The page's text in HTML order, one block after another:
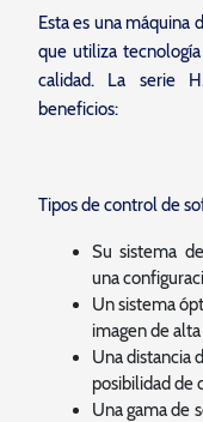
Esta es una
que utiliza
calidad. La serie
beneficios:
Tipos de control de
Su sistema
una
Un sistema
imagen de
Una distancia
posibilidad de
Una gama de